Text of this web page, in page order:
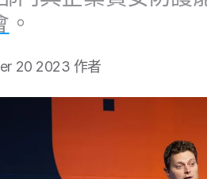
。
20 2023 作​者